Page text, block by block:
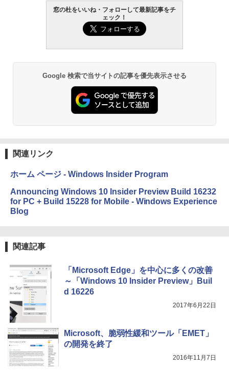
窓の杜をいいね・フォローして最新記事をチ
ェック！
Google 検索で当サイトの記事を優先表示させる
関連リンク
ホーム ページ - Windows Insider Program
Announcing Windows 10 Insider Preview Build 16232
for PC + Build 15228 for Mobile - Windows Experience
Blog
関連記事
「Microsoft Edge」を中心に多くの改善
～「Windows 10 Insider Preview」Buil
d 16226
2017年6月22日
Microsoft、脆弱性緩和ツール「EMET」
の開発を終了
2016年11月7日